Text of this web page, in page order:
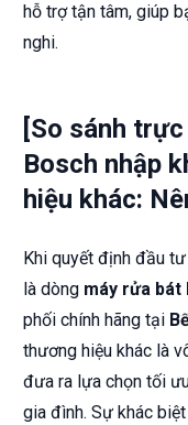
hỗ trợ tận tâm, giúp
nghi.
[So sánh
Bosch nhập
hiệu khác:
Khi quyết định đầu
là dòng máy rửa bát
phối chính hãng tại
thương hiệu khác là
đưa ra lựa chọn tối
gia đình. Sự khác